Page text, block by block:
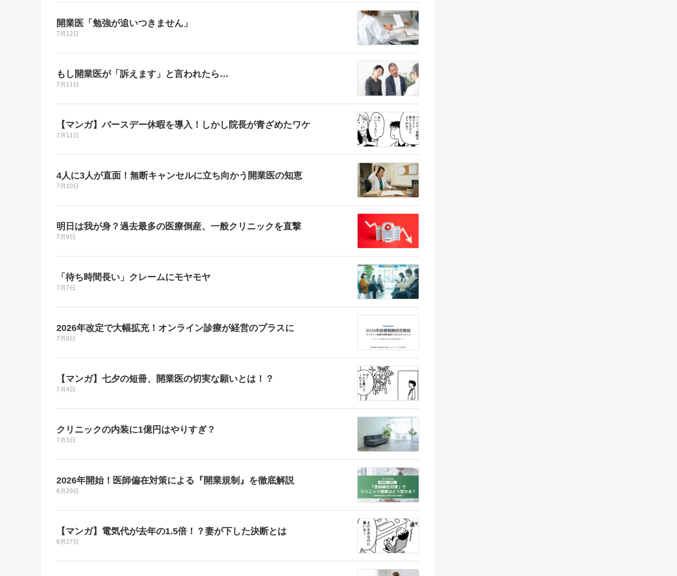
開業医「勉強が追いつきません」
7月12日
もし開業医が「訴えます」と言われたら…
7月11日
【マンガ】バースデー休暇を導入！しかし院長が青ざめたワケ
7月11日
4人に3人が直面！無断キャンセルに立ち向かう開業医の知恵
7月10日
明日は我が身？過去最多の医療倒産、一般クリニックを直撃
7月9日
「待ち時間長い」クレームにモヤモヤ
7月7日
2026年改定で大幅拡充！オンライン診療が経営のプラスに
7月6日
【マンガ】七夕の短冊、開業医の切実な願いとは！？
7月4日
クリニックの内装に1億円はやりすぎ？
7月3日
2026年開始！医師偏在対策による『開業規制』を徹底解説
6月29日
【マンガ】電気代が去年の1.5倍！？妻が下した決断とは
6月27日